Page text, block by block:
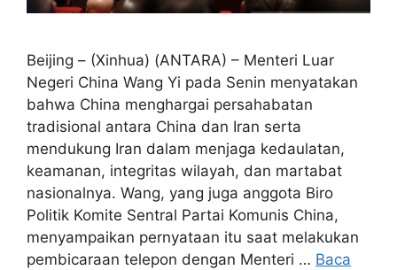
Beijing – (Xinhua) (ANTARA) – Menteri Luar
Negeri China Wang Yi pada Senin menyatakan
bahwa China menghargai persahabatan
tradisional antara China dan Iran serta
mendukung Iran dalam menjaga kedaulatan,
keamanan, integritas wilayah, dan martabat
nasionalnya. Wang, yang juga anggota Biro
Politik Komite Sentral Partai Komunis China,
menyampaikan pernyataan itu saat melakukan
pembicaraan telepon dengan Menteri … Baca